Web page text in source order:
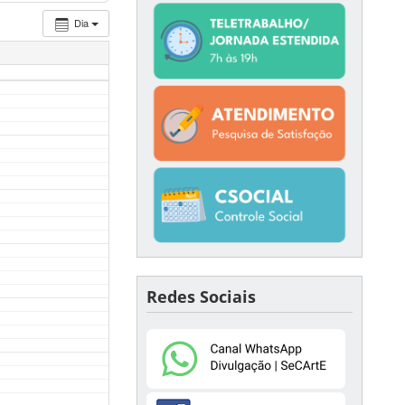
Dia
Redes Sociais